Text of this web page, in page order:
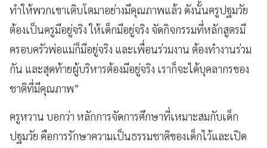
ทำให้พวกเขาเติบโตมาอย่างมีคุณภาพแล้ว ดังนั้นครูปฐมวัย
ต้องเป็นครูมีอยู่จริง ให้เด็กมีอยู่จริง จัดกิจกรรมที่หลักสูตรมี
ครอบครัวพ่อแม่ก็มีอยู่จริง และเพื่อนร่วมงาน ต้องทำงานร่วม
กัน และสุดท้ายผู้บริหารต้องมีอยู่จริง เราก็จะได้บุคลากรของ
ชาติที่มีคุณภาพ”
ครูหวาน บอกว่า หลักการจัดการศึกษาที่เหมาะสมกับเด็ก
ปฐมวัย คือการรักษาความเป็นธรรมชาติของเด็กไว้และเปิด